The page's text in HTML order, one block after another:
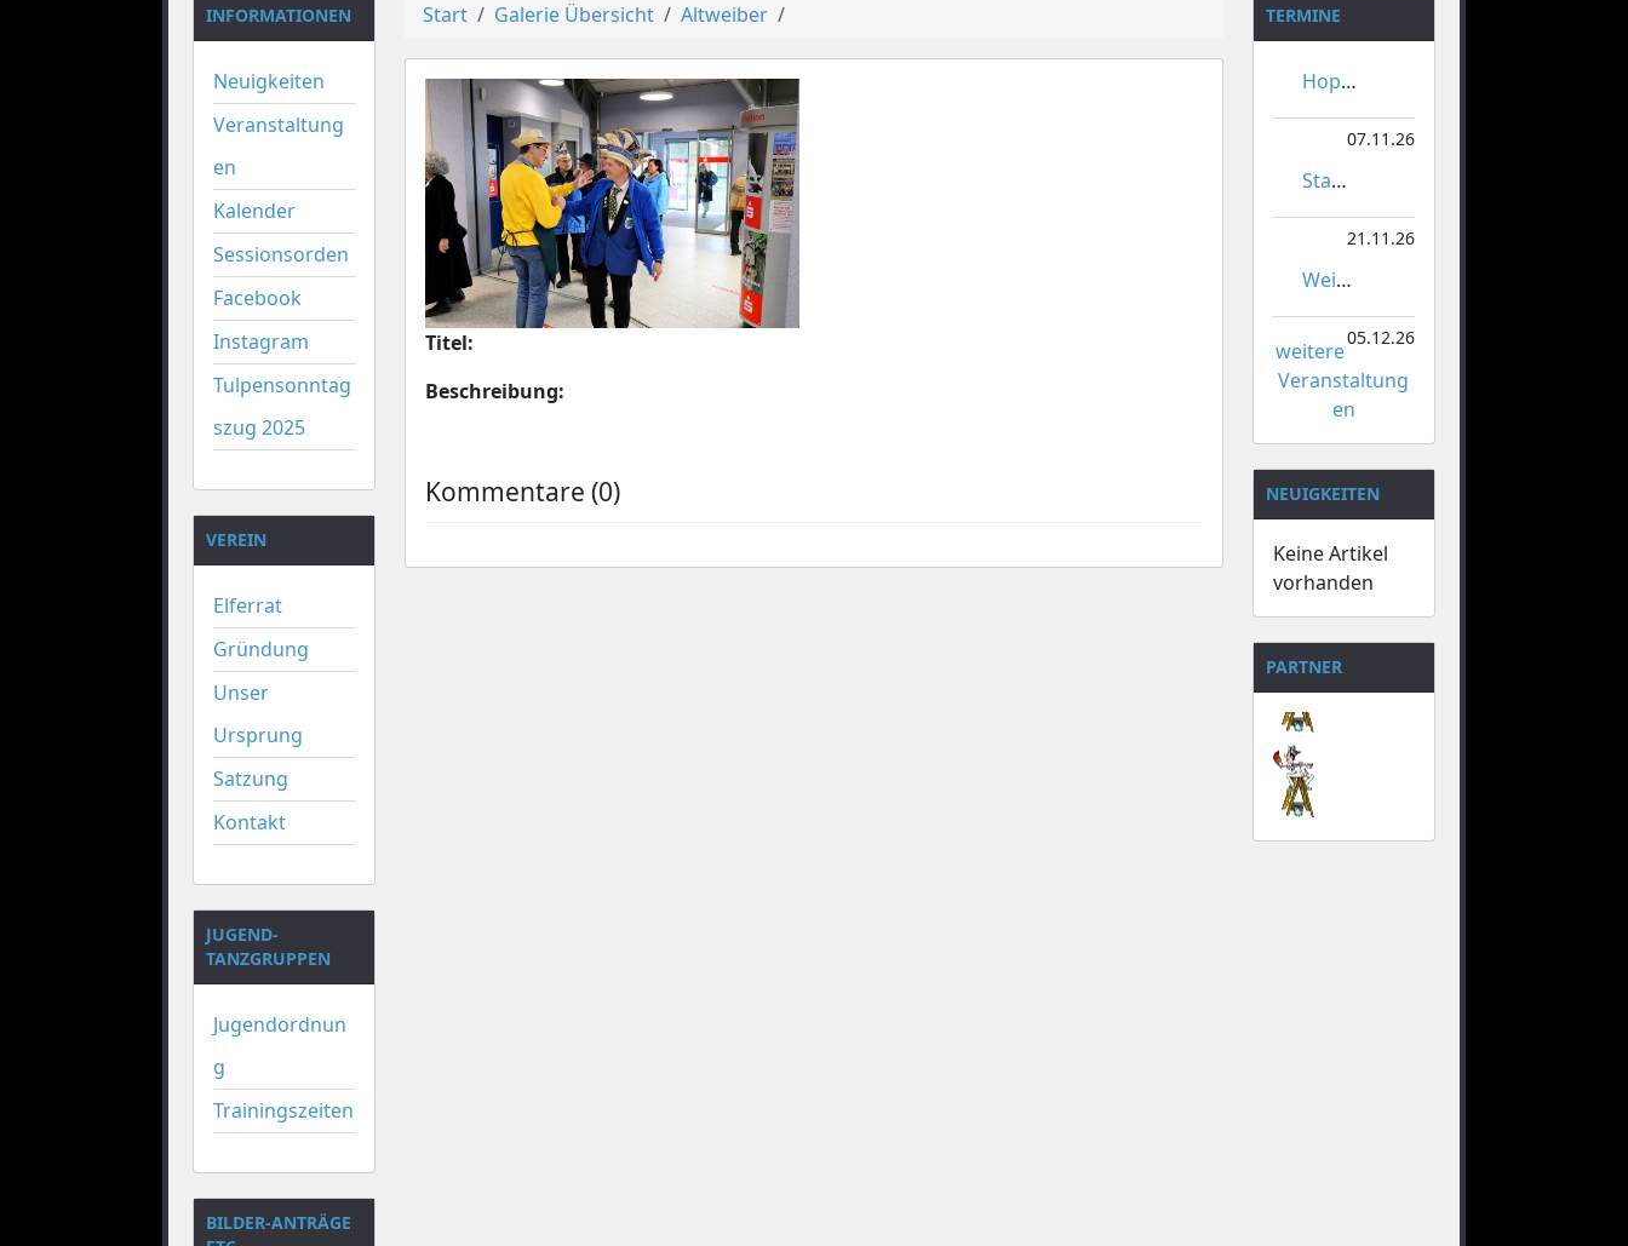
INFORMATIONEN
Neuigkeiten
Veranstaltung
en
Kalender
Sessionsorden
Facebook
Instagram
Tulpensonntag
szug 2025
VEREIN
Elferrat
Gründung
Unser
Ursprung
Satzung
Kontakt
JUGEND-
TANZGRUPPEN
Jugendordnun
g
Trainingszeiten
BILDER-ANTRÄGE
Start Galerie Übersicht Altweiber
Titel:
Beschreibung:
Kommentare (0)
TERMINE
Hoppeditzerwachen
07.11.26
Stadtmeisterschaften im Gardetanz
21.11.26
Weihnachtsmarkt Orsoy
05.12.26
weitere
Veranstaltung
en
NEUIGKEITEN
Keine Artikel
vorhanden
PARTNER